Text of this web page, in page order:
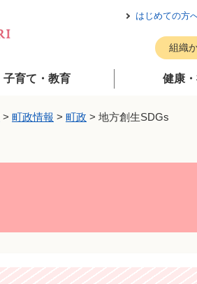
メニューを飛
はじめての方
組織
子育て・教育 健康
> 町政情報 > 町政 > 地方創生SDGs